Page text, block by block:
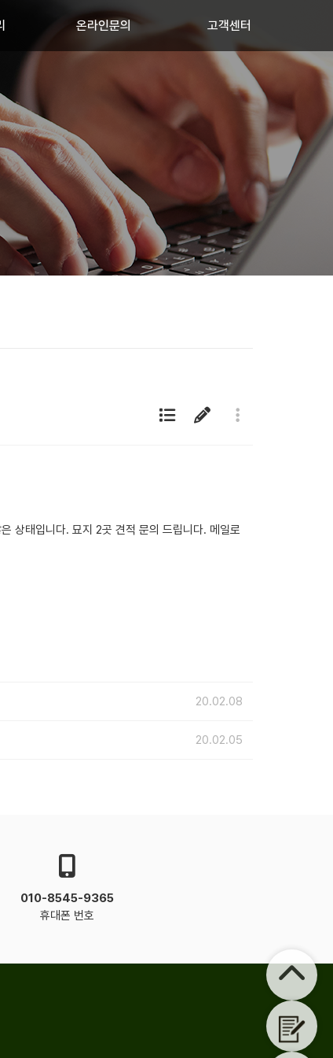
온라인문의 고객센터
상태입니다. 묘지 2곳 견적 문의 드립니다. 메일로
20.02.08
20.02.05
010-8545-9365
휴대폰 번호